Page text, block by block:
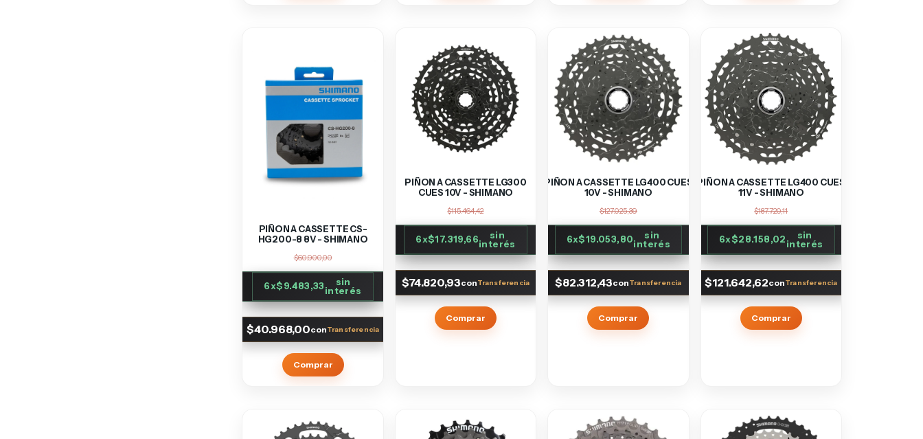
PIÑON A CASSETTE CS-
HG200-8 8V - SHIMANO
$60.900,00
6x$9.483,33
sin
interés
$40.968,00con
Comprar
PIÑON A CASSETTE LG300
CUES 10V - SHIMANO
$115.464,42
6x$17.319,66
sin
interés
$74.820,93con
Comprar
PIÑON A CASSETTE LG400 CUES
10V - SHIMANO
$127.025,39
6x$19.053,80
sin
interés
$82.312,43con
Comprar
PIÑON A CASSETTE LG400 CUES
11V - SHIMANO
$187.720,11
6x$28.158,02
sin
interés
$121.642,62con
Comprar